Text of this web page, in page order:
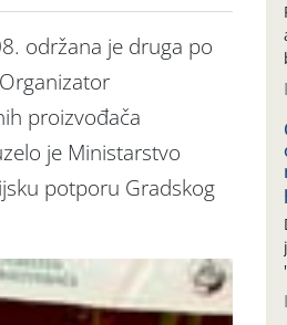
održana je druga po
proizvođača
je Ministarstvo
potporu Gradskog